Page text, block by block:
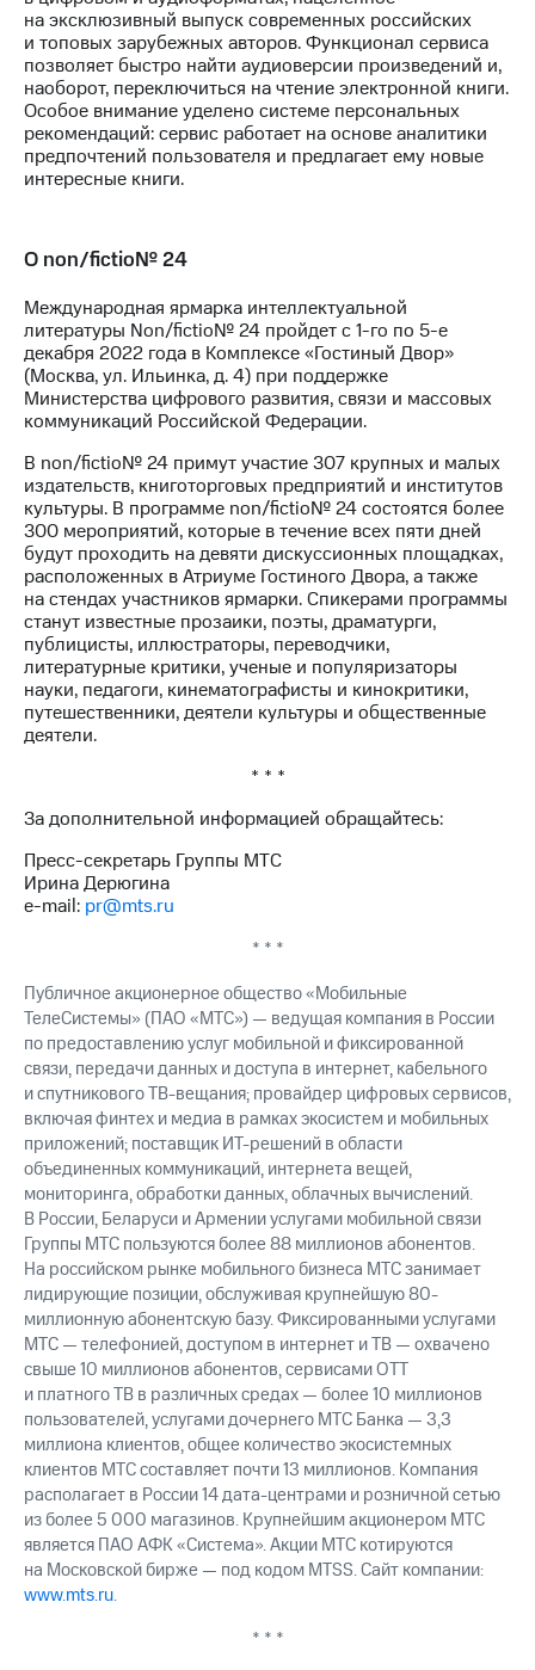
на эксклюзивный выпуск современных российских
и топовых зарубежных авторов. Функционал сервиса
позволяет быстро найти аудиоверсии произведений и,
наоборот, переключиться на чтение электронной книги.
Особое внимание уделено системе персональных
рекомендаций: сервис работает на основе аналитики
предпочтений пользователя и предлагает ему новые
интересные книги.
О non/fictio№ 24
Международная ярмарка интеллектуальной
литературы Non/fictio№ 24 пройдет с 1-го по 5-е
декабря 2022 года в Комплексе «Гостиный Двор»
(Москва, ул. Ильинка, д. 4) при поддержке
Министерства цифрового развития, связи и массовых
коммуникаций Российской Федерации.
В non/fictio№ 24 примут участие 307 крупных и малых
издательств, книготорговых предприятий и институтов
культуры. В программе non/fictio№ 24 состоятся более
300 мероприятий, которые в течение всех пяти дней
будут проходить на девяти дискуссионных площадках,
расположенных в Атриуме Гостиного Двора, а также
на стендах участников ярмарки. Спикерами программы
станут известные прозаики, поэты, драматурги,
публицисты, иллюстраторы, переводчики,
литературные критики, ученые и популяризаторы
науки, педагоги, кинематографисты и кинокритики,
путешественники, деятели культуры и общественные
деятели.
* * *
За дополнительной информацией обращайтесь:
Пресс-секретарь Группы МТС
Ирина Дерюгина
e-mail: pr@mts.ru
* * *
Публичное акционерное общество «Мобильные
ТелеСистемы» (ПАО «МТС») — ведущая компания в России
по предоставлению услуг мобильной и фиксированной
связи, передачи данных и доступа в интернет, кабельного
и спутникового ТВ-вещания; провайдер цифровых сервисов,
включая финтех и медиа в рамках экосистем и мобильных
приложений; поставщик ИТ-решений в области
объединенных коммуникаций, интернета вещей,
мониторинга, обработки данных, облачных вычислений.
В России, Беларуси и Армении услугами мобильной связи
Группы МТС пользуются более 88 миллионов абонентов.
На российском рынке мобильного бизнеса МТС занимает
лидирующие позиции, обслуживая крупнейшую 80-
миллионную абонентскую базу. Фиксированными услугами
МТС — телефонией, доступом в интернет и ТВ — охвачено
свыше 10 миллионов абонентов, сервисами OTT
и платного ТВ в различных средах — более 10 миллионов
пользователей, услугами дочернего МТС Банка — 3,3
миллиона клиентов, общее количество экосистемных
клиентов МТС составляет почти 13 миллионов. Компания
располагает в России 14 дата-центрами и розничной сетью
из более 5 000 магазинов. Крупнейшим акционером МТС
является ПАО АФК «Система». Акции МТС котируются
на Московской бирже — под кодом MTSS. Сайт компании:
www.mts.ru.
* * *